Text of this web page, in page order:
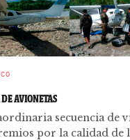
AVIONETAS
secuencia de
por la calidad de